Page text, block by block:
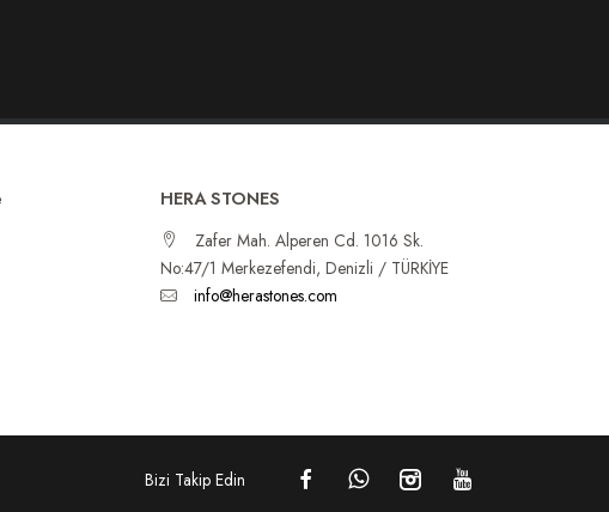
HERA STONES
Zafer Mah. Alperen Cd. 1016 Sk.
No:47/1 Merkezefendi, Denizli / TÜRKİYE
info@herastones.com
Bizi Takip Edin